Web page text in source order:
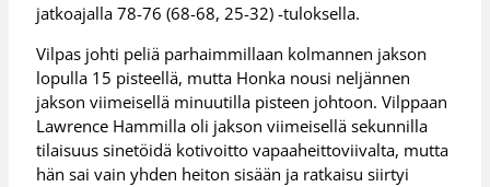
jatkoajalla 78-76 (68-68, 25-32) -tuloksella.
Vilpas johti peliä parhaimmillaan kolmannen jakson
lopulla 15 pisteellä, mutta Honka nousi neljännen
jakson viimeisellä minuutilla pisteen johtoon. Vilppaan
Lawrence Hammilla oli jakson viimeisellä sekunnilla
tilaisuus sinetöidä kotivoitto vapaaheittoviivalta, mutta
hän sai vain yhden heiton sisään ja ratkaisu siirtyi